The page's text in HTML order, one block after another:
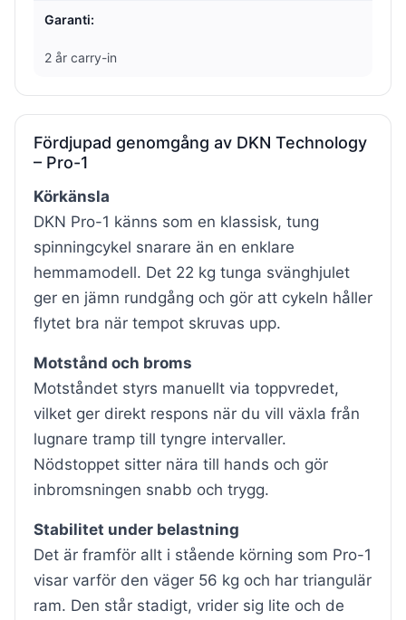
Garanti:
2 år carry-in
Fördjupad genomgång av DKN Technology
– Pro-1
Körkänsla
DKN Pro-1 känns som en klassisk, tung
spinningcykel snarare än en enklare
hemmamodell. Det 22 kg tunga svänghjulet
ger en jämn rundgång och gör att cykeln håller
flytet bra när tempot skruvas upp.
Motstånd och broms
Motståndet styrs manuellt via toppvredet,
vilket ger direkt respons när du vill växla från
lugnare tramp till tyngre intervaller.
Nödstoppet sitter nära till hands och gör
inbromsningen snabb och trygg.
Stabilitet under belastning
Det är framför allt i stående körning som Pro-1
visar varför den väger 56 kg och har triangulär
ram. Den står stadigt, vrider sig lite och de